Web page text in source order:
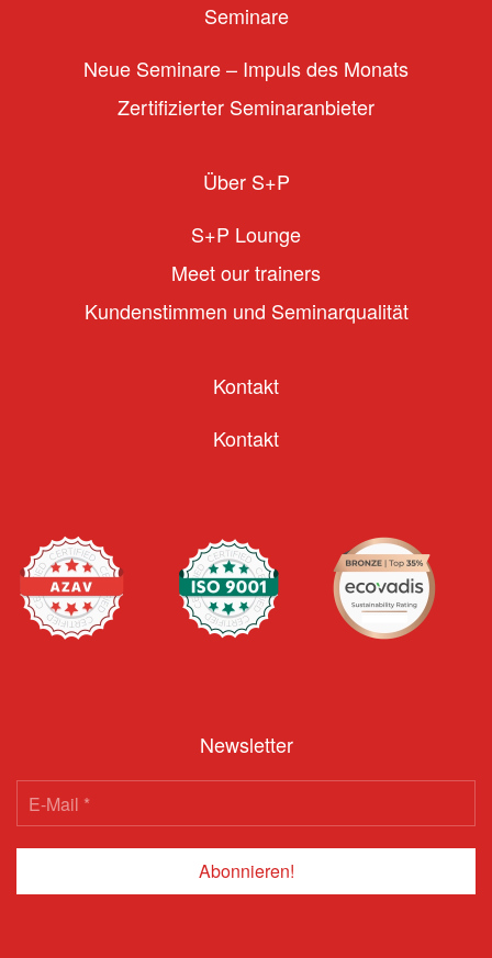
Seminare
Neue Seminare – Impuls des Monats
Zertifizierter Seminaranbieter
Über S+P
S+P Lounge
Meet our trainers
Kundenstimmen und Seminarqualität
Kontakt
Kontakt
Newsletter